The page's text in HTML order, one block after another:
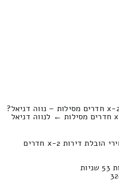
השוואת מחירי המעבר דירות 2-x חדרים מסילות ← לנווה דניאל
כמה עולה פירוק והרכבה של מחירי הובלת דירות 2-x חדרים